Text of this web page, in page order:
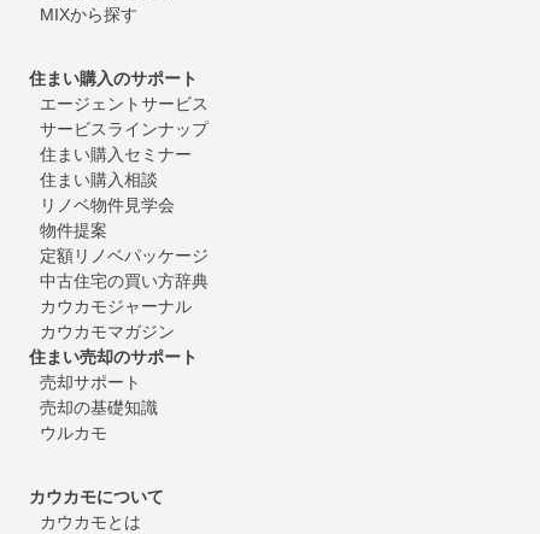
MIXから探す
住まい購入のサポート
エージェントサービス
サービスラインナップ
住まい購入セミナー
住まい購入相談
リノベ物件見学会
物件提案
定額リノベパッケージ
中古住宅の買い方辞典
カウカモジャーナル
カウカモマガジン
住まい売却のサポート
売却サポート
売却の基礎知識
ウルカモ
カウカモについて
カウカモとは